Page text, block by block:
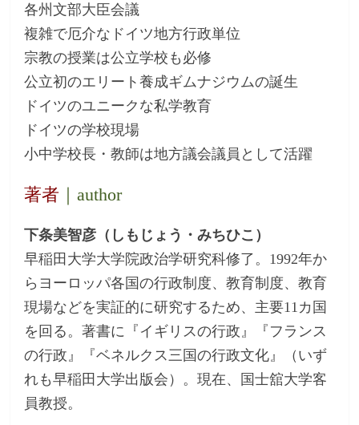
各州文部大臣会議
複雑で厄介なドイツ地方行政単位
宗教の授業は公立学校も必修
公立初のエリート養成ギムナジウムの誕生
ドイツのユニークな私学教育
ドイツの学校現場
小中学校長・教師は地方議会議員として活躍
著者 ｜author
下条美智彦（しもじょう・みちひこ）
早稲田大学大学院政治学研究科修了。1992年か
らヨーロッパ各国の行政制度、教育制度、教育
現場などを実証的に研究するため、主要11カ国
を回る。著書に『イギリスの行政』『フランス
の行政』『ベネルクス三国の行政文化』（いず
れも早稲田大学出版会）。現在、国士舘大学客
員教授。